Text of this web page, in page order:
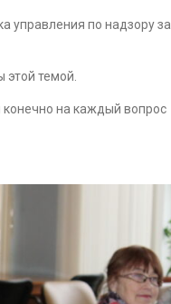
управления по надзору за
темой.
конечно на каждый вопрос